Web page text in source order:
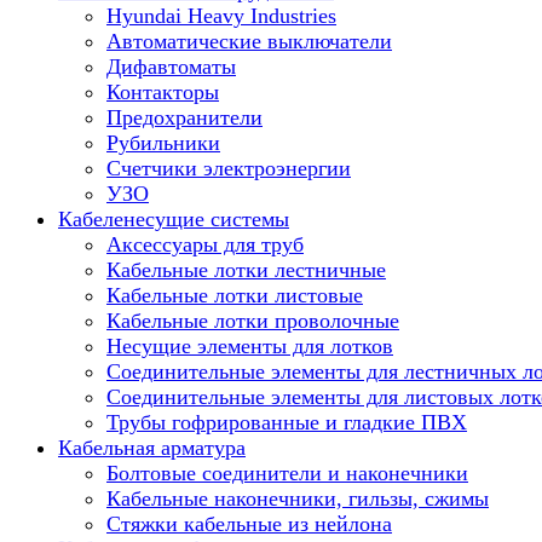
Hyundai Heavy Industries
Автоматические выключатели
Дифавтоматы
Контакторы
Предохранители
Рубильники
Счетчики электроэнергии
УЗО
Кабеленесущие системы
Аксессуары для труб
Кабельные лотки лестничные
Кабельные лотки листовые
Кабельные лотки проволочные
Несущие элементы для лотков
Соединительные элементы для лестничных
Соединительные элементы для листовых
Трубы гофрированные и гладкие ПВХ
Кабельная арматура
Болтовые соединители и наконечники
Кабельные наконечники, гильзы, сжимы
Стяжки кабельные из нейлона